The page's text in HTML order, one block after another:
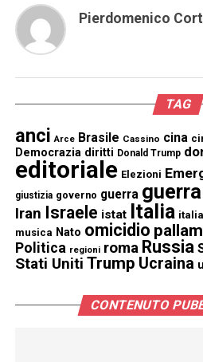
Pierdomenico
TAG
anci Arce Brasile Cassino cina
Democrazia diritti Donald Trump
editoriale Elezioni
giustizia governo guerra
Iran Israele istat Italia
musica Nato omicidio
Politica regioni roma Russia
Stati Uniti Trump Ucraina
CONTENUTO